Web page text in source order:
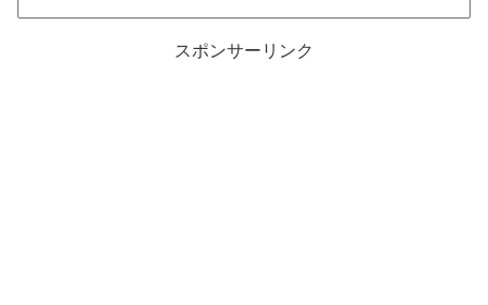
スポンサーリンク